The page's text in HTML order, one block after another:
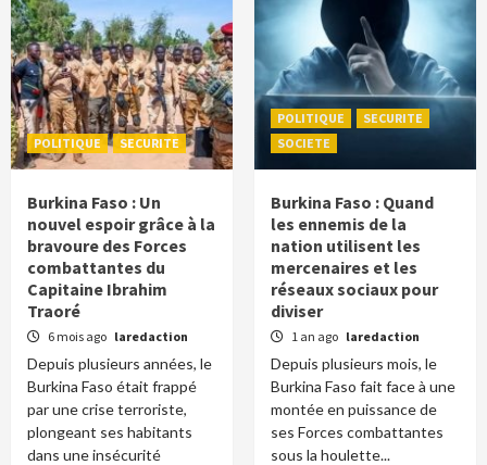
POLITIQUE SECURITE
Burkina Faso : Un
nouvel espoir grâce à la
bravoure des Forces
combattantes du
Capitaine Ibrahim
Traoré
6 mois ago laredaction
Depuis plusieurs années, le
Burkina Faso était frappé
par une crise terroriste,
plongeant ses habitants
dans une insécurité
POLITIQUE
SECURITE
SOCIETE
Burkina Faso : Quand
les ennemis de la
nation utilisent les
mercenaires et les
réseaux sociaux pour
diviser
1 an ago laredaction
Depuis plusieurs mois, le
Burkina Faso fait face à une
montée en puissance de
ses Forces combattantes
sous la houlette...